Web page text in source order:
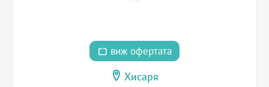
виж офертата
Хисаря